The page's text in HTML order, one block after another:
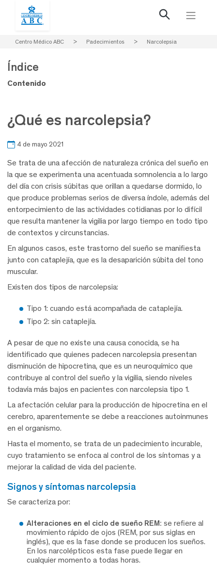
Centro Médico ABC > Padecimientos > Narcolepsia
¿Qué es narcolepsia?
4 de mayo 2021
Se trata de una afección de naturaleza crónica del sueño en
la que se experimenta una acentuada somnolencia a lo largo
del día con crisis súbitas que orillan a quedarse dormido, lo
que produce problemas serios de diversa índole, además del
entorpecimiento de las actividades cotidianas por lo difícil
que resulta mantener la vigilia por largo tiempo en todo tipo
de contextos y circunstancias.
En algunos casos, este trastorno del sueño se manifiesta
junto con cataplejía, que es la desaparición súbita del tono
muscular.
Existen dos tipos de narcolepsia:
Tipo 1: cuando está acompañada de cataplejía.
Tipo 2: sin cataplejía.
A pesar de que no existe una causa conocida, se ha
identificado que quienes padecen narcolepsia presentan
disminución de hipocretina, que es un neuroquímico que
contribuye al control del sueño y la vigilia, siendo niveles
todavía más bajos en pacientes con narcolepsia tipo 1.
La afectación celular para la producción de hipocretina en el
cerebro, aparentemente se debe a reacciones autoinmunes
en el organismo.
Hasta el momento, se trata de un padecimiento incurable,
cuyo tratamiento se enfoca al control de los síntomas y a
mejorar la calidad de vida del paciente.
signos y síntomas narcolepsia
Se caracteriza por:
Alteraciones en el ciclo de sueño REM: se refiere al
movimiento rápido de ojos (REM, por sus siglas en
inglés), que es la fase donde se producen los sueños.
En los narcolépticos esta fase puede llegar en
cualquier momento a todas horas.
Índice
Contenido